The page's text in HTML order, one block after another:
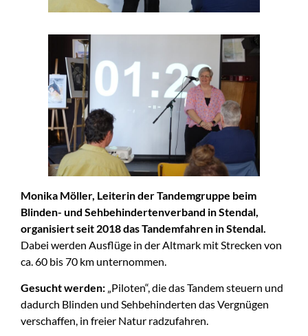
Monika Möller, Leiterin der Tandemgruppe beim
Blinden- und Sehbehindertenverband in Stendal,
organisiert seit 2018 das Tandemfahren in Stendal.
Dabei werden Ausflüge in der Altmark mit Strecken von
ca. 60 bis 70 km unternommen.
Gesucht werden: „Piloten“, die das Tandem steuern und
dadurch Blinden und Sehbehinderten das Vergnügen
verschaffen, in freier Natur radzufahren.